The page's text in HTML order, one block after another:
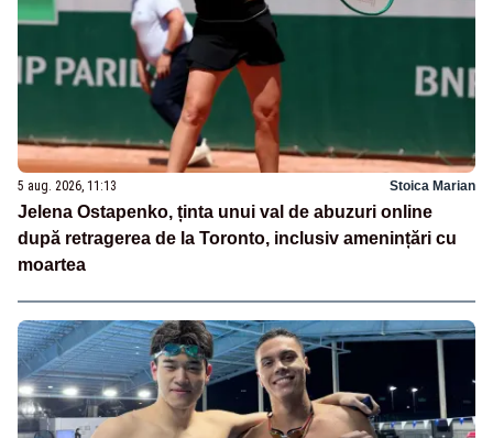
5 aug. 2026, 11:13 Stoica Marian
Jelena Ostapenko, ținta unui val de abuzuri online
după retragerea de la Toronto, inclusiv amenințări cu
moartea